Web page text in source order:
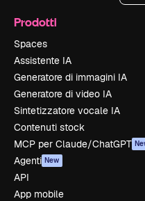
Prodotti
Spaces
Assistente IA
Generatore di immagini IA
Generatore di video IA
Sintetizzatore vocale IA
Contenuti stock
MCP per Claude/ChatGPT
Agenti New
API
App mobile